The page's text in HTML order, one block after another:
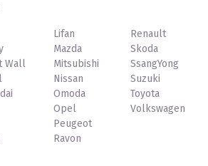
Wall
Lifan
Mazda
Mitsubishi
Nissan
Omoda
Opel
Peugeot
Ravon
Renault
Skoda
SsangYong
Suzuki
Toyota
Volkswagen